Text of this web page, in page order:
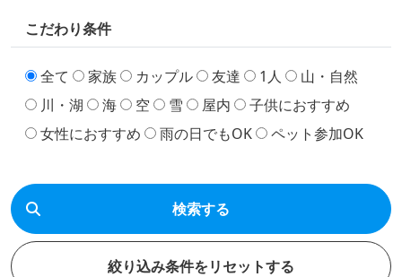
こだわり条件
全て 家族 カップル 友達 1人
山・自然
川・湖
海 空 雪 屋内
子供におすすめ
女性におすすめ
雨の日でもOK ペット参加OK
検索する
絞り込み条件をリセットする